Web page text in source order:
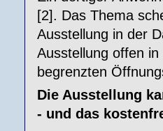
[2]. Das Thema
Ausstellung in der
Ausstellung offen
begrenzten
Die Ausstellung
- und das